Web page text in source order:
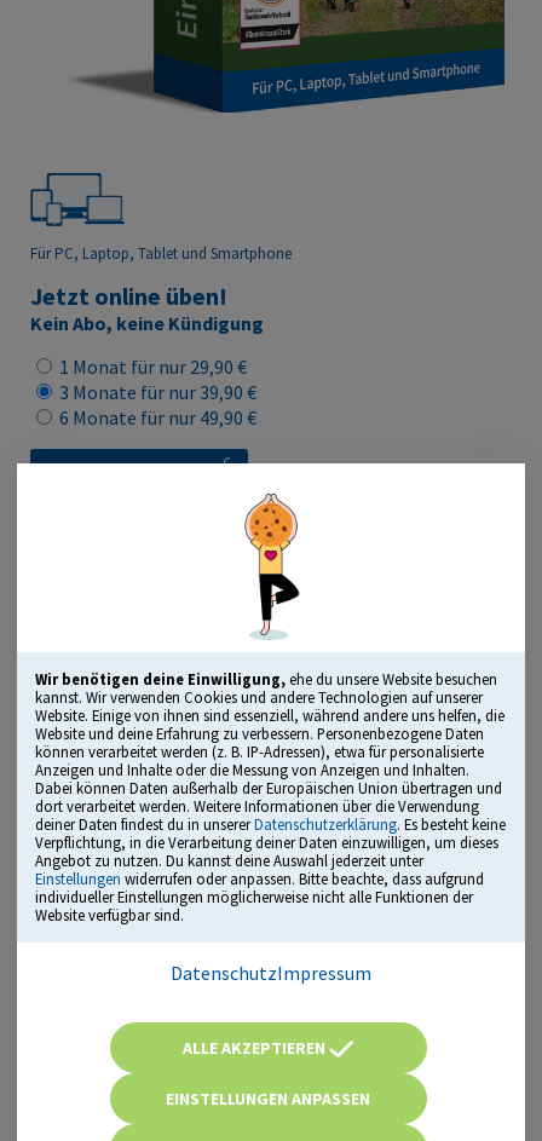
Wir benötigen deine Einwilligung,ehe du unsere Website besuchen
kannst. Wir verwenden Cookies und andere Technologien auf unserer
Website. Einige von ihnen sind essenziell, während andere uns helfen, die
Website und deine Erfahrung zu verbessern. Personenbezogene Daten
können verarbeitet werden (z. B. IP-Adressen), etwa für personalisierte
Anzeigen und Inhalte oder die Messung von Anzeigen und Inhalten.
Dabei können Daten außerhalb der Europäischen Union übertragen und
dort verarbeitet werden. Weitere Informationen über die Verwendung
deiner Daten findest du in unsererDatenschutzerklärung. Es besteht keine
Verpflichtung, in die Verarbeitung deiner Daten einzuwilligen, um dieses
Angebot zu nutzen. Du kannst deine Auswahl jederzeit unter
Einstellungen widerrufen oder anpassen. Bitte beachte, dass aufgrund
individueller Einstellungen möglicherweise nicht alle Funktionen der
Website verfügbar sind.
DatenschutzImpressum
ALLE AKZEPTIEREN
EINSTELLUNGEN ANPASSEN
Für PC, Laptop, Tablet und Smartphone
Jetzt online üben!
Kein Abo, keine Kündigung
1 Monat für nur 29,90 €
3 Monate für nur 39,90 €
6 Monate für nur 49,90 €
Lizenz kaufen
„Herausragendes Bildungsmedium“
ausgezeichnet mit dem Comenius Award
Übungsmodus, Testmodus, Leistungsanalyse und mehr
alle typischen Testbereiche mit vielen Originalfragen
kommentierte Lösungen inklusive Tipps und Tricks
empfohlen von Einstellungsberatern und
Personalverantwortlichen
läuft direkt im Browser – sofort startklar
Allgemeinwissen
Fachbezogenes Wissen